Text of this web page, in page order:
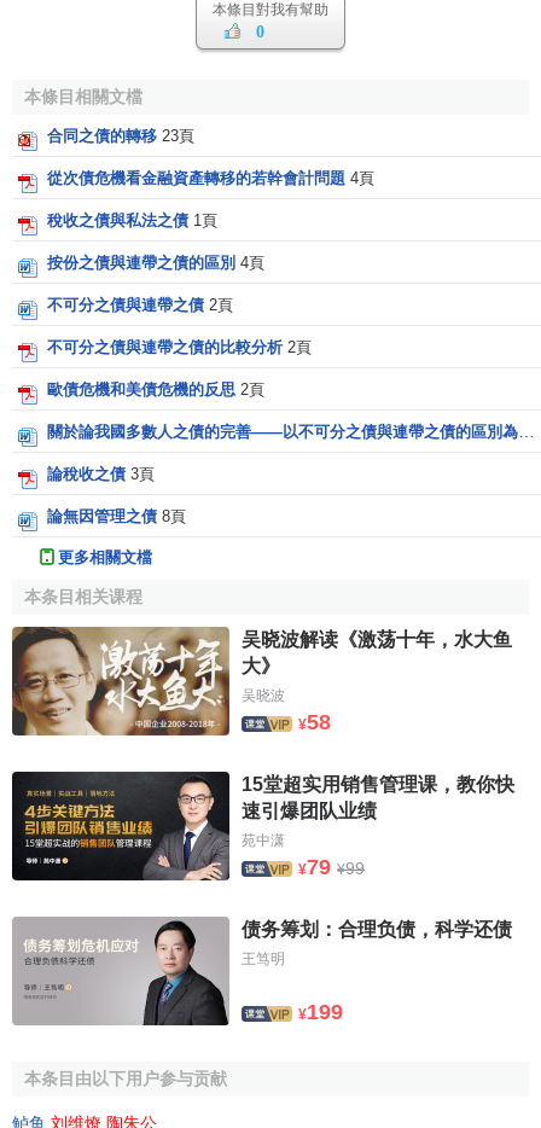
本條目對我有幫助
0
本條目相關文檔
合同之債的轉移 23頁
從次債危機看金融資產轉移的若幹會計問題 4頁
稅收之債與私法之債 1頁
按份之債與連帶之債的區別 4頁
不可分之債與連帶之債 2頁
不可分之債與連帶之債的比較分析 2頁
歐債危機和美債危機的反思 2頁
關於論我國多數人之債的完善——以不可分之債與連帶之債的區別為中心
論稅收之債 3頁
論無因管理之債 8頁
更多相關文檔
本条目相关课程
吴晓波解读《激荡十年，水大鱼
大》
吴晓波
¥58
15堂超实用销售管理课，教你快
速引爆团队业绩
苑中潇
¥79 ¥99
债务筹划：合理负债，科学还债
王笃明
¥199
本条目由以下用户参与贡献
鲈鱼 刘维燎 陶朱公